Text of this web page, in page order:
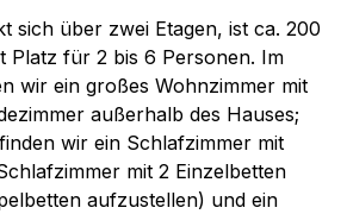
sich über zwei Etagen, ist ca. 200
Platz für 2 bis 6 Personen. Im
wir ein großes Wohnzimmer mit
außerhalb des Hauses;
wir ein Schlafzimmer mit
mit 2 Einzelbetten
aufzustellen) und ein